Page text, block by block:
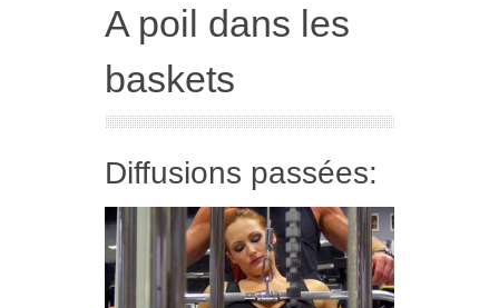
A poil dans les
baskets
Diffusions passées: